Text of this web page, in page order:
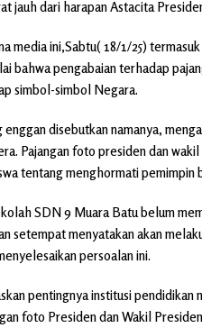
jauh dari harapan Astacita
media ini,Sabtu( 18/1/25)
bahwa pengabaian terhadap
simbol-simbol Negara.
disebutkan namanya,
Pajangan foto presiden dan
tentang menghormati pemimpin
SDN 9 Muara Batu belum
setempat menyatakan akan
persoalan ini.
pentingnya institusi
foto Presiden dan Wakil